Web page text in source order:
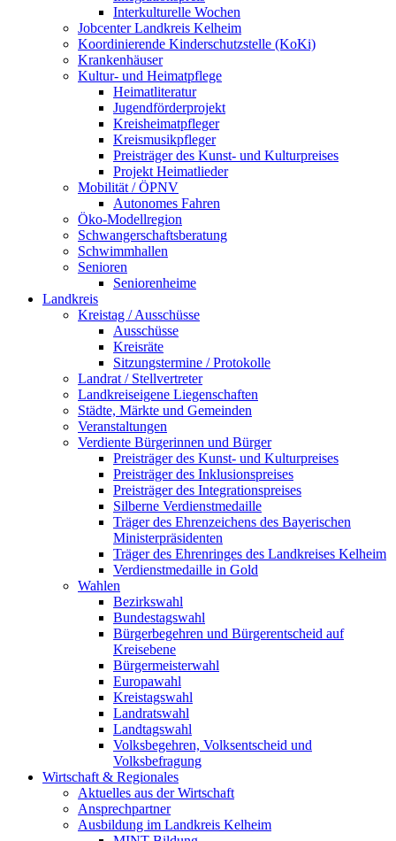
Interkulturelle Wochen
Jobcenter Landkreis Kelheim
Koordinierende Kinderschutzstelle (KoKi)
Krankenhäuser
Kultur- und Heimatpflege
Heimatliteratur
Jugendförderprojekt
Kreisheimatpfleger
Kreismusikpfleger
Preisträger des Kunst- und Kulturpreises
Projekt Heimatlieder
Mobilität / ÖPNV
Autonomes Fahren
Öko-Modellregion
Schwangerschaftsberatung
Schwimmhallen
Senioren
Seniorenheime
Landkreis
Kreistag / Ausschüsse
Ausschüsse
Kreisräte
Sitzungstermine / Protokolle
Landrat / Stellvertreter
Landkreiseigene Liegenschaften
Städte, Märkte und Gemeinden
Veranstaltungen
Verdiente Bürgerinnen und Bürger
Preisträger des Kunst- und Kulturpreises
Preisträger des Inklusionspreises
Preisträger des Integrationspreises
Silberne Verdienstmedaille
Träger des Ehrenzeichens des Bayerischen
Ministerpräsidenten
Träger des Ehrenringes des Landkreises Kelheim
Verdienstmedaille in Gold
Wahlen
Bezirkswahl
Bundestagswahl
Bürgerbegehren und Bürgerentscheid auf
Kreisebene
Bürgermeisterwahl
Europawahl
Kreistagswahl
Landratswahl
Landtagswahl
Volksbegehren, Volksentscheid und
Volksbefragung
Wirtschaft & Regionales
Aktuelles aus der Wirtschaft
Ansprechpartner
Ausbildung im Landkreis Kelheim